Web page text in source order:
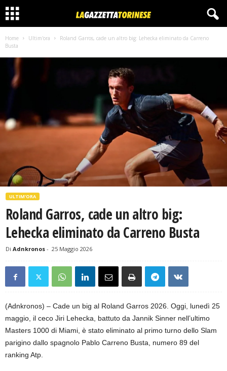
Home Ultim'ora
Roland Garros, cade un altro big: Lehecka eliminato da Carreno
Busta
ULTIM'ORA
Roland Garros, cade un altro big:
Lehecka eliminato da Carreno Busta
Di Adnkronos - 25 Maggio 2026
(Adnkronos) – Cade un big al Roland Garros 2026. Oggi, lunedì 25
maggio, il ceco Jiri Lehecka, battuto da Jannik Sinner nell’ultimo
Masters 1000 di Miami, è stato eliminato al primo turno dello Slam
parigino dallo spagnolo Pablo Carreno Busta, numero 89 del
ranking Atp.